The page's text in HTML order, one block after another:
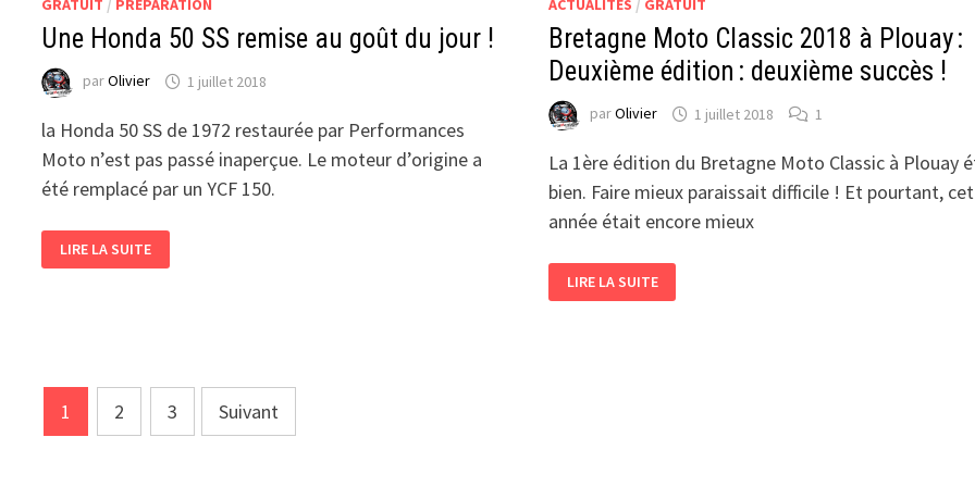
GRATUIT / PRÉPARATION
Une Honda 50 SS remise au goût du jour !
parOlivier 1 juillet 2018
la Honda 50 SS de 1972 restaurée par Performances
Moto n’est pas passé inaperçue. Le moteur d’origine a
été remplacé par un YCF 150.
HONDA
50
LIRE LA SUITE
ACTUALITÉS / GRATUIT
Bretagne Moto Classic 2018 à Plouay :
Deuxième édition : deuxième succès !
parOlivier 1 juillet 2018 1
La 1ère édition du Bretagne Moto Classic à Plouay
bien. Faire mieux paraissait difficile ! Et pourtant,
année était encore mieux
MOTO
CLASSIC
LIRE LA SUITE
Pagination
des
1 2 3 Suivant